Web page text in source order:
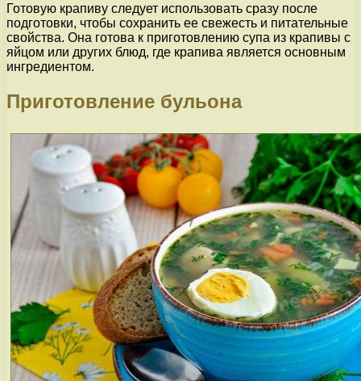
Готовую крапиву следует использовать сразу после
подготовки, чтобы сохранить ее свежесть и питательные
свойства. Она готова к приготовлению супа из крапивы с
яйцом или других блюд, где крапива является основным
ингредиентом.
Приготовление бульона